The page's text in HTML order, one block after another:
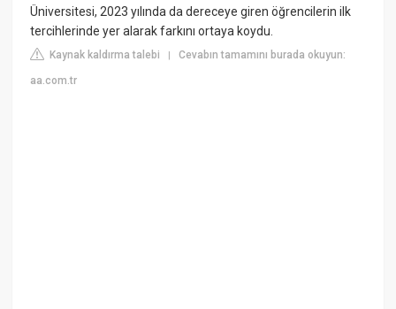
Üniversitesi, 2023 yılında da dereceye giren öğrencilerin ilk
tercihlerinde yer alarak farkını ortaya koydu.
Kaynak kaldırma talebi |Cevabın tamamını burada okuyun:
aa.com.tr